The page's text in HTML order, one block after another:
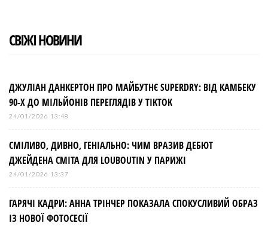
СВІЖІ НОВИНИ
ДЖУЛІАН ДАНКЕРТОН ПРО МАЙБУТНЄ SUPERDRY: ВІД КАМБЕКУ
90-Х ДО МІЛЬЙОНІВ ПЕРЕГЛЯДІВ У TIKTOK
24/01/2026 13:48
СМІЛИВО, ДИВНО, ГЕНІАЛЬНО: ЧИМ ВРАЗИВ ДЕБЮТ
ДЖЕЙДЕНА СМІТА ДЛЯ LOUBOUTIN У ПАРИЖІ
24/01/2026 13:37
ГАРЯЧІ КАДРИ: АННА ТРІНЧЕР ПОКАЗАЛА СПОКУСЛИВИЙ ОБРАЗ
ІЗ НОВОЇ ФОТОСЕСІЇ